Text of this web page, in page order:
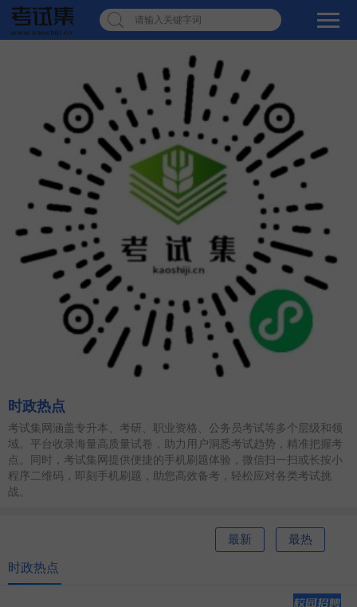
请输入关键字词
时政热点
考试集网涵盖专升本、考研、职业资格、公务员考试等多个层级和领
域。平台收录海量高质量试卷，助力用户洞悉考试趋势，精准把握考
点。同时，考试集网提供便捷的手机刷题体验，微信扫一扫或长按小
程序二维码，即刻手机刷题，助您高效备考，轻松应对各类考试挑
战。
最新 最热
时政热点